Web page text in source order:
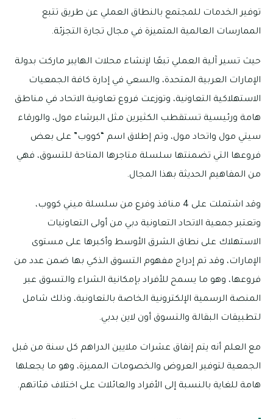
توفير الخدمات للمجتمع بالنطاق العملي عن طريق تتبع
الممارسات العالمية المتميزة في مجال تجارة التجزئة.
حيث تسير آلية العملي تبعًا لإنشاء محلات الهايبر ماركت بدولة
الإمارات العربية المتحدة، والسعي في إدارة كافة الجمعيات
الاستهلاكية التعاونية، وتوزعت فروع تعاونية الاتحاد في مناطق
هامة ورئيسية تستقطب الكثيرين مثل البرشاء مول، والورقاء
سيتي مول واتحاد مول، وتم إطلاق اسم “كووب” على بعض
فروعها التي تضمنتها سلسلة متاجرها المتاحة للتسوق، فهي
من المفاهيم الحديثة بهذا المجال.
وقد اشتملت على 4 منافذ وفرع من سلسلة ميني كووب،
وتعتبر جمعية الاتحاد التعاونية دبي من أولى التعاونيات
الاستهلاك على نطاق الشرق الأوسط وأكبرها على مستوى
الإمارات، وقد تم إدراج مفهوم التسوق الذكي بها ضمن عدد من
فروعها، وهو ما يسمح للأفراد بإمكانية الشراء والتسوق عبر
المنصة الرسمية الإلكترونية الخاصة بالتعاونية، وذلك شامل
لتطبيقات البقالة والتسوق أون لاين بدبي.
مع العلم أنه يتم إنفاق عشرات ملايين الدراهم كل سنة من قبل
الجمعية لتوفير العروض والخصومات المميزة، وهو ما يجعلها
هامة للغاية بالنسبة إلى الأفراد والعائلات على اختلاف فئاتهم.